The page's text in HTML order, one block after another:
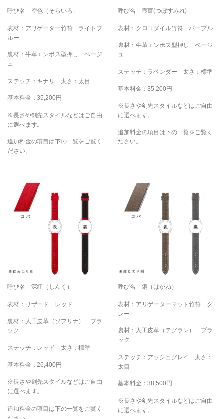
呼び名 空色（そらいろ）
表材：アリゲーター竹符 ライトブ
ルー
裏材：牛革エンボス型押し ベージ
ュ
ステッチ：キナリ 太さ：太目
基本料金：35,200円
※長さや剣先スタイルなどはご自由
に選べます。
追加料金の項目は下の一覧をご覧く
ださい。
呼び名 壺菫(つぼすみれ)
表材：クロコダイル竹符 パープル
裏材：牛革エンボス型押し ベージ
ュ
ステッチ：ラベンダー 太さ：標準
基本料金：35,200円
※長さや剣先スタイルなどはご自由
に選べます。
追加料金の項目は下の一覧をご覧く
ださい。
呼び名 深紅（しんく）
表材：リザード レッド
裏材：人工皮革（ソフリナ） ブラ
ック
ステッチ：レッド 太さ：標準
基本料金：26,400円
※長さや剣先スタイルなどはご自由
に選べます。
追加料金の項目は下の一覧をご覧く
呼び名 鋼（はがね）
表材：アリゲーターマット竹符 グ
レー
裏材：人工皮革（テグラン） ブラ
ック
ステッチ：アッシュグレイ 太さ：
太目
基本料金：38,500円
※長さや剣先スタイルなどはご自由
に選べます。